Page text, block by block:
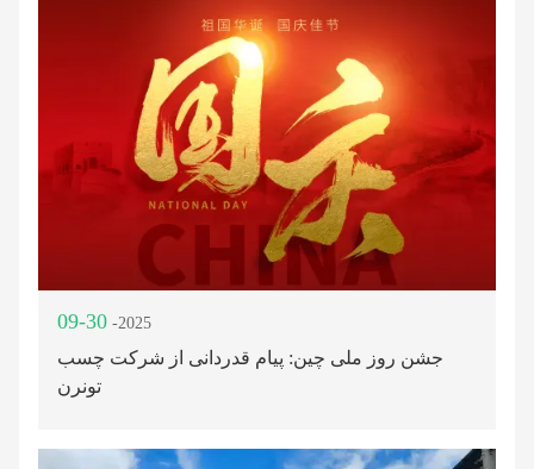
09-30 -2025
جشن روز ملی چین: پیام قدردانی از شرکت چسب
تونرن